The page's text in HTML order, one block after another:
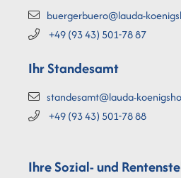
buergerbuero@lauda-
+49 (9343) 501-7887
Ihr Standesamt
standesamt@lauda-
+49 (9343) 501-7888
Ihre Sozial- und